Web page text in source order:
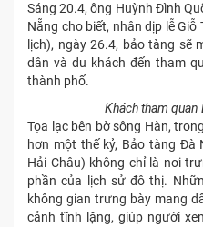
Sáng 20.4, ông Huỳnh Đình
Nẵng cho biết, nhân dịp lễ
lịch), ngày 26.4, bảo tàng sẽ
dân và du khách đến tham
thành phố.
Khách tham quan
Tọa lạc bên bờ sông Hàn,
hơn một thế kỷ, Bảo tàng Đà
Hải Châu) không chỉ là nơi
phần của lịch sử đô thị.
không gian trưng bày mang
cảnh tĩnh lặng, giúp người